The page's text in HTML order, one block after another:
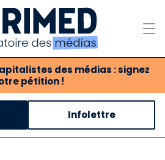
des médias : signez
pétition !
association
des médias
propositions
Infolettre